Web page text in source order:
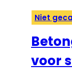
Niet
voor